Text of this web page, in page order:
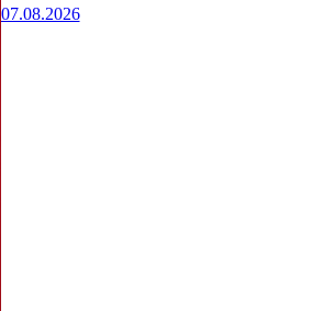
07.08.2026